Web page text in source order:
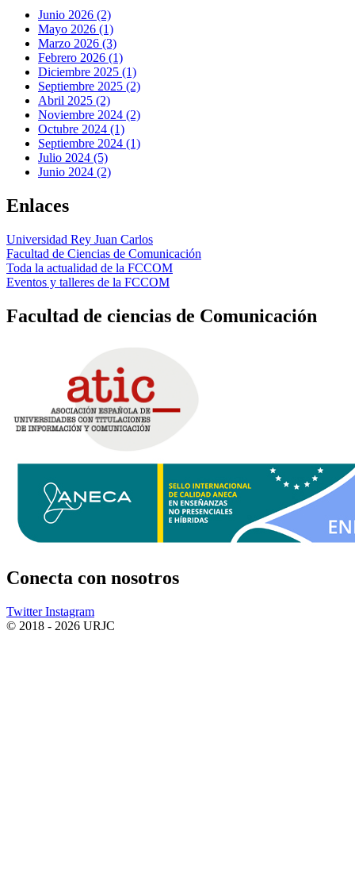
Junio 2026 (2)
Mayo 2026 (1)
Marzo 2026 (3)
Febrero 2026 (1)
Diciembre 2025 (1)
Septiembre 2025 (2)
Abril 2025 (2)
Noviembre 2024 (2)
Octubre 2024 (1)
Septiembre 2024 (1)
Julio 2024 (5)
Junio 2024 (2)
Enlaces
Universidad Rey Juan Carlos
Facultad de Ciencias de Comunicación
Toda la actualidad de la FCCOM
Eventos y talleres de la FCCOM
Facultad de ciencias de Comunicación
Conecta con nosotros
Twitter Instagram
© 2018 - 2026 URJC